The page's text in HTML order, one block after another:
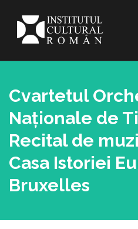
Cvartetul
Naționale de
Recital de
Casa Istoriei
Bruxelles